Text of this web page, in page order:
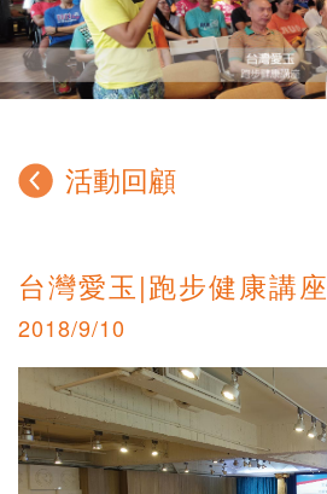
活動回顧
台灣愛玉|跑步健康講座
2018/9/10